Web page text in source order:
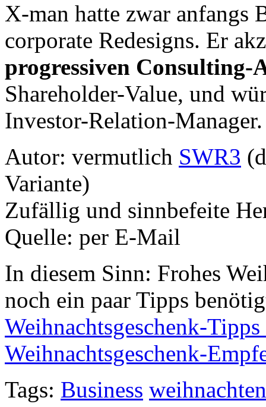
X-man hatte zwar anfangs
corporate Redesigns. Er
progressiven Consulting-
Shareholder-Value, und
Investor-Relation-Manager.
Autor: vermutlich SWR3
Variante)
Zufällig und sinnbefeite
Quelle: per E-Mail
In diesem Sinn: Frohes
noch ein paar Tipps
Weihnachtsgeschenk-
Weihnachtsgeschenk-
Tags: Business weihnachten